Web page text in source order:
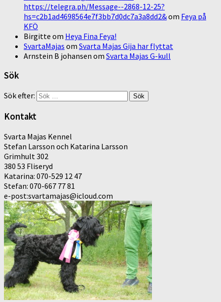
https://telegra.ph/Message--2868-12-25?
hs=c2b1ad4698564e7f3bb7d0dc7a3a8dd2&om Feya på
KFÖ
Birgitte om Heya Fina Feya!
SvartaMajas om Svarta Majas Gija har flyttat
Arnstein B johansen om Svarta Majas G-kull
Sök
Sök efter:
Kontakt
Svarta Majas Kennel
Stefan Larsson och Katarina Larsson
Grimhult 302
380 53 Fliseryd
Katarina: 070-529 12 47
Stefan: 070-667 77 81
e-post:svartamajas@icloud.com